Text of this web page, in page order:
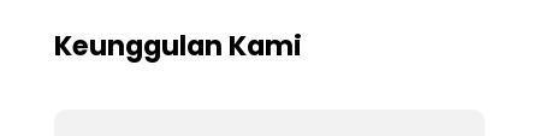
Keunggulan Kami